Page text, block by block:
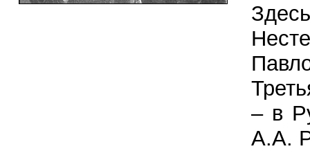
– в
А.А.